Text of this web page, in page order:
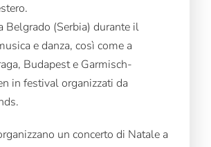
Belgrado (Serbia) durante il
e danza, così come a
Budapest e Garmisch-
in festival organizzati da
un concerto di Natale a